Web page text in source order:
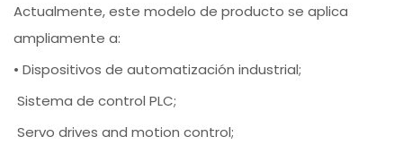
Actualmente, este modelo de producto se aplica
ampliamente a:
• Dispositivos de automatización industrial;
Sistema de control PLC;
Servo drives and motion control;